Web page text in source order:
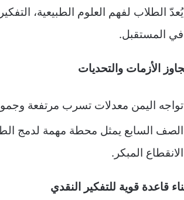
يُعدّ الطلاب لفهم العلوم الطبيعية،
في المستقبل.
تواجه اليمن معدلات تسرب مرتفعة
الصف السابع يمثل محطة مهمة لدمج
الانقطاع المبكر.